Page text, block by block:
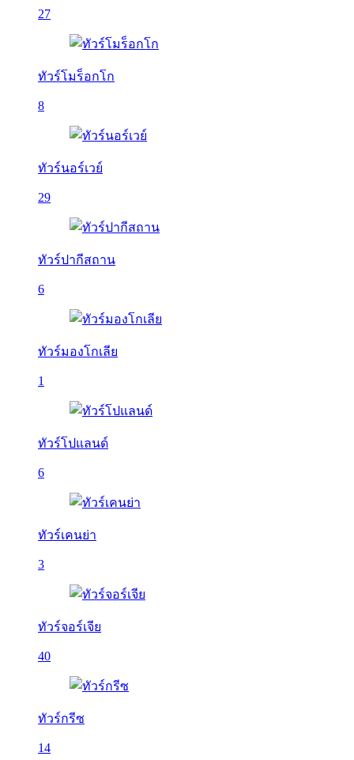
27
ทัวร์โมร็อกโก
8
ทัวร์นอร์เวย์
29
ทัวร์ปากีสถาน
6
ทัวร์มองโกเลีย
1
ทัวร์โปแลนด์
6
ทัวร์เคนย่า
3
ทัวร์จอร์เจีย
40
ทัวร์กรีซ
14